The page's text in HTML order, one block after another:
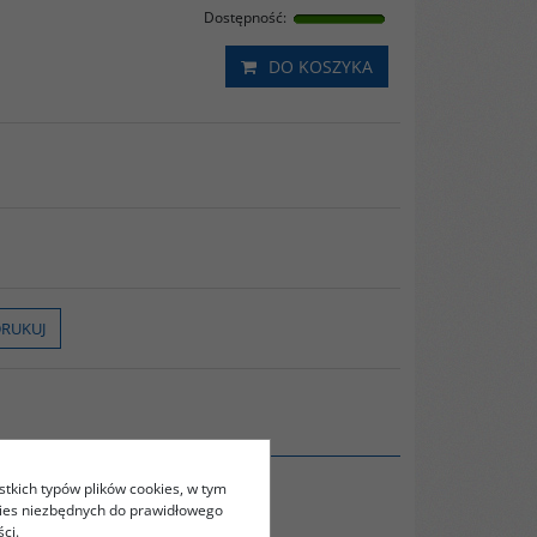
Dostępność:
DO KOSZYKA
typów plików cookies, w tym
niezbędnych do prawidłowego